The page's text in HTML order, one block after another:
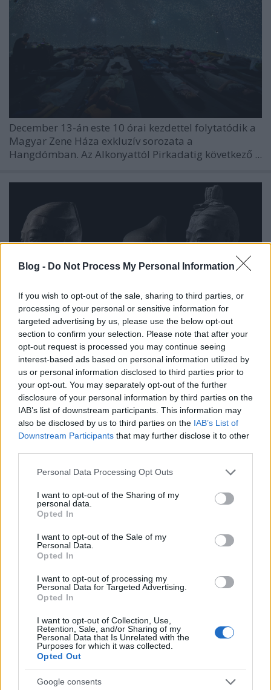
Blog - Do Not Process My Personal Information
If you wish to opt-out of the sale, sharing to third parties, or
processing of your personal or sensitive information for
targeted advertising by us, please use the below opt-out
section to confirm your selection. Please note that after your
opt-out request is processed you may continue seeing
interest-based ads based on personal information utilized by
us or personal information disclosed to third parties prior to
your opt-out. You may separately opt-out of the further
disclosure of your personal information by third parties on the
IAB’s list of downstream participants. This information may
also be disclosed by us to third parties on the IAB’s List of
Downstream Participants that may further disclose it to other
Please note that this website/app uses one or more Google
not limited to your visit or usage behaviour. You may click to
grant or deny consent to Google and its third-party tags to
use your data for below specified purposes in below Google
consent section.
Personal Data Processing Opt Outs
I want to opt-out of the Sharing of my
personal data.
Opted In
I want to opt-out of the Sale of my
Personal Data.
Opted In
I want to opt-out of processing my
Personal Data for Targeted Advertising.
Opted In
I want to opt-out of Collection, Use,
Retention, Sale, and/or Sharing of my
Personal Data that Is Unrelated with the
Purposes for which it was collected.
Opted Out
Google consents
December 13-án este 10 órai kezdettel folytatódik a
Magyar Zene Háza exkluzív sorozata a
Hangdómban. Az Alkonyattól Pirkadatig következő ...
Az öröklét őrei – A világ egyik
leglátványosabb régészeti kiállítása
a Szépművészeti Múzeumban
színes_ötletek•2025. november 28.
November utolsó péntekétől egészen 2026. május
öröklét őrei – Az első kínai császár ...